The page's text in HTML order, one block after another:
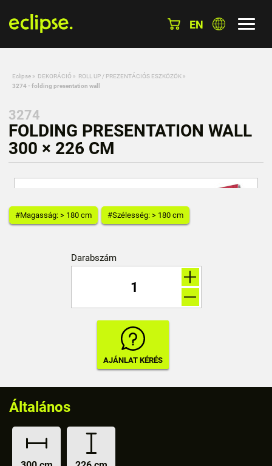
EN
Eclipse » DEKORÁCIÓ » ROLL UP / PREZENTÁCIÓS ESZKÖZÖK »
3274 - folding presentation wall
3274
FOLDING PRESENTATION WALL
300 × 226 CM
#Magasság: > 180 cm #Szélesség: > 180 cm
Darabszám
Általános